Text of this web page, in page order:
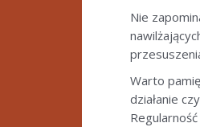
Nie
Warto
działanie